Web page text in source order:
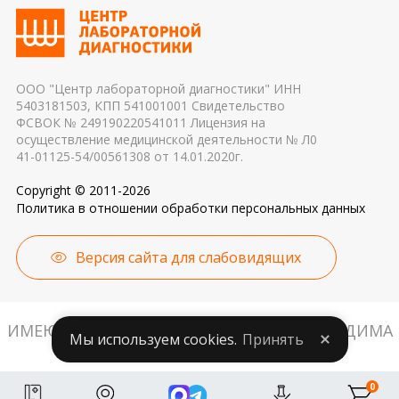
применяемые реагенты также могут стать
причиной погрешности в результатах
ООО "Центр лабораторной диагностики" ИНН
5403181503, КПП 541001001 Свидетельство
ФСВОК № 249190220541011 Лицензия на
осуществление медицинской деятельности № Л0
41-01125-54/00561308 от 14.01.2020г.
Copyright © 2011-2026
Политика в отношении обработки персональных данных
Версия сайта для слабовидящих
ИМЕЮТСЯ ПРОТИВОПОКАЗАНИЯ. НЕОБХОДИМА
КОНСУЛЬТАЦИЯ СПЕЦИАЛИСТА.
0
Мы используем cookies. Принять